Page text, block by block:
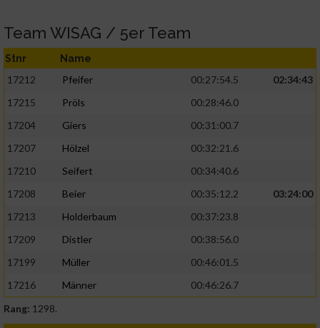
Team WISAG / 5er Team
Stnr Name
17212 Pfeifer 00:27:54.5
02:34:43
17215
Pröls
00:28:46.0
17204
Giers
00:31:00.7
17207
Hölzel
00:32:21.6
17210
Seifert
00:34:40.6
17208
Beier 00:35:12.2
03:24:00
17213
Holderbaum
00:37:23.8
17209
Distler
00:38:56.0
17199
Müller
00:46:01.5
17216
Männer
00:46:26.7
Rang: 1298.